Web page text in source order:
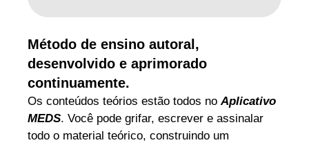
Método de ensino autoral,
desenvolvido e aprimorado
continuamente.
Os conteúdos teórios estão todos noAplicativo
MEDS. Você pode grifar, escrever e assinalar
todo o material teórico, construindo um